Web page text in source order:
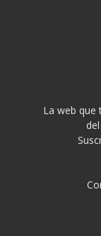
La web que